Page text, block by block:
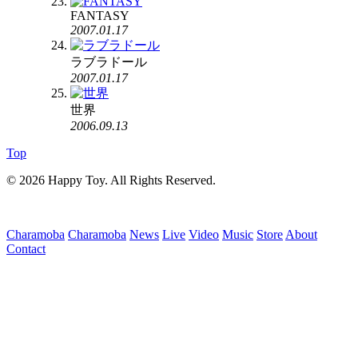
FANTASY
2007.01.17
ラブラドール
2007.01.17
世界
2006.09.13
Top
© 2026 Happy Toy. All Rights Reserved.
Charamoba Charamoba News Live Video Music Store About
Contact